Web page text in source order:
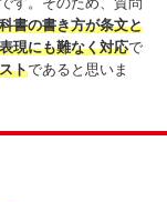
書の書き方が条文と
現にも難なく対応で
トであると思いま